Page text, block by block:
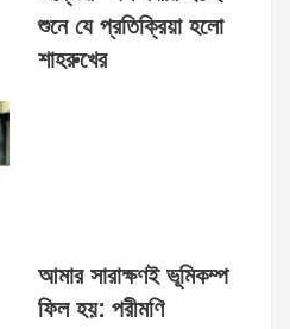
শুনে যে প্রতিক্রিয়া হলো
শাহরুখের
আমার সারাক্ষণই ভূমিকম্প
ফিল হয়: পরীমণি